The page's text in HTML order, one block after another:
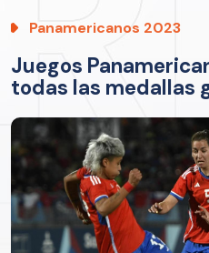
Panamericanos 2023
Juegos
todas las medallas